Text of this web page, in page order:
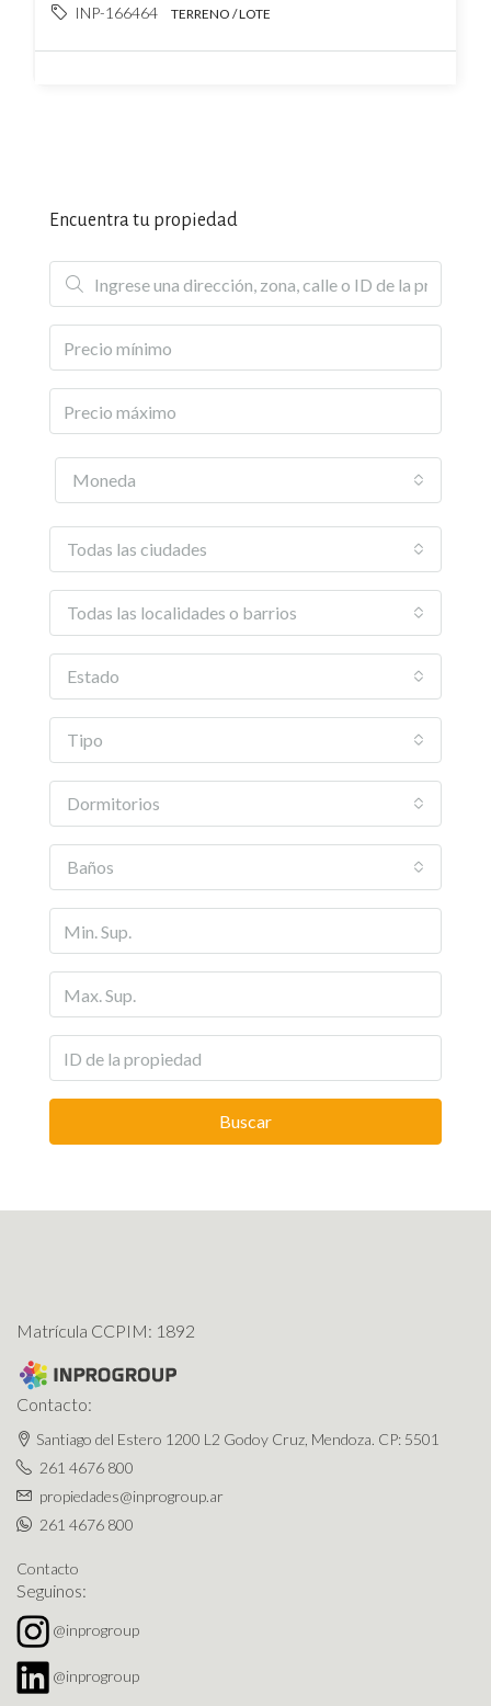
INP-166464 TERRENO / LOTE
Encuentra tu propiedad
Moneda
Todas las ciudades
Todas las localidades o barrios
Estado
Tipo
Dormitorios
Baños
Buscar
Matrícula CCPIM: 1892
Contacto:
Santiago del Estero 1200 L2 Godoy Cruz, Mendoza. CP: 5501
261 4676 800
propiedades@inprogroup.ar
261 4676 800
Contacto
Seguinos:
@inprogroup
@inprogroup